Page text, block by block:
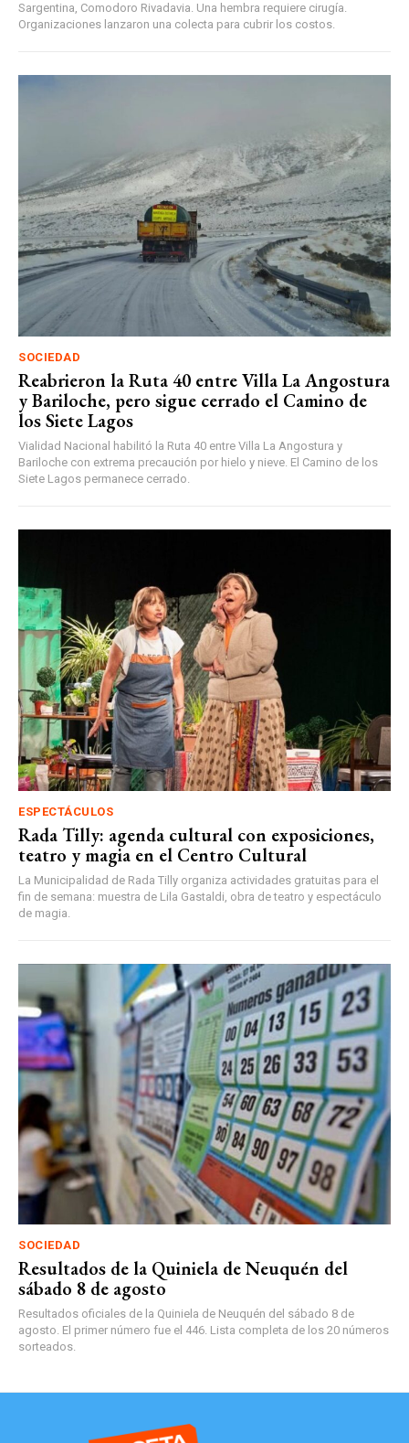
Sargentina, Comodoro Rivadavia. Una hembra requiere cirugía.
Organizaciones lanzaron una colecta para cubrir los costos.
SOCIEDAD
Reabrieron la Ruta 40 entre Villa La Angostura
y Bariloche, pero sigue cerrado el Camino de
los Siete Lagos
Vialidad Nacional habilitó la Ruta 40 entre Villa La Angostura y
Bariloche con extrema precaución por hielo y nieve. El Camino de los
Siete Lagos permanece cerrado.
ESPECTÁCULOS
Rada Tilly: agenda cultural con exposiciones,
teatro y magia en el Centro Cultural
La Municipalidad de Rada Tilly organiza actividades gratuitas para el
fin de semana: muestra de Lila Gastaldi, obra de teatro y espectáculo
de magia.
SOCIEDAD
Resultados de la Quiniela de Neuquén del
sábado 8 de agosto
Resultados oficiales de la Quiniela de Neuquén del sábado 8 de
agosto. El primer número fue el 446. Lista completa de los 20 números
sorteados.